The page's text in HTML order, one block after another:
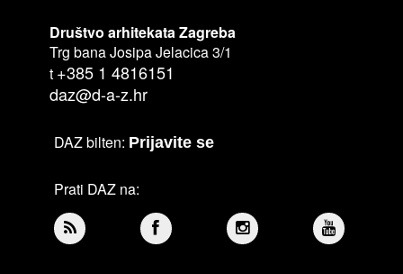
Društvo arhitekata Zagreba
Trg bana Josipa Jelacica 3/1
t +385 1 4816151
daz@d-a-z.hr
DAZ bilten: Prijavite se
Prati DAZ na: